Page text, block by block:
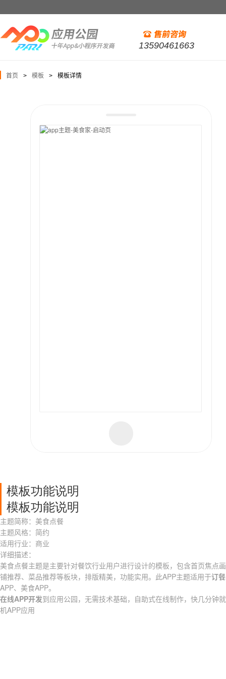
13590461663
首页 > 模板 > 模板详情
模板功能说明
模板功能说明
主题简称：美食点餐
主题风格：简约
适用行业：商业
详细描述：
美食点餐主题是主要针对餐饮行业用户进行设计的模板，包含首页焦点
铺推荐、菜品推荐等板块，排版精美，功能实用。此APP主题适用于订
APP、美食APP。
在线APP开发到应用公园，无需技术基础，自助式在线制作，快几分钟
机APP应用